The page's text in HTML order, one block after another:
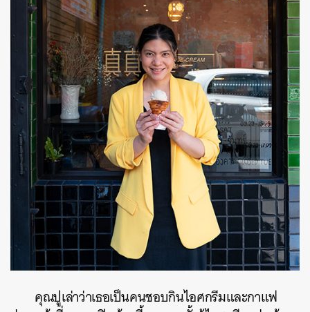
คุณปูเล่าว่าเธอเป็นคนชอบกินไอศกรีมและกาแฟ